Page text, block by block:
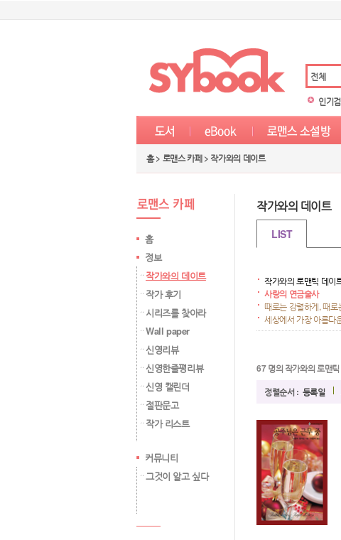
전체
인기
홈 > 로맨스 카페 > 작가와의 데이트
홈
정보
작가와의 데이트
작가 후기
시리즈를 찾아라
Wall paper
신영리뷰
신영한줄평리뷰
신영 캘린더
절판문고
작가 리스트
커뮤니티
그것이 알고 싶다
작가와의 데이트
LIST
작가와의 로맨틱 데이
사랑의 연금술사
때로는 강렬하게, 때로
세상에서 가장 아름다
67 명의 작가와의 로맨
정렬순서 : 등록일